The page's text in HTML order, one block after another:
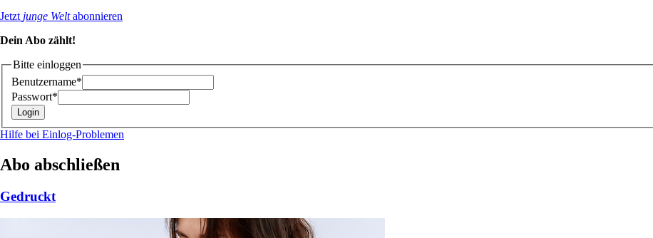
Jetzt junge Weltabonnieren
Dein Abo zählt!
Bitte einloggen
Benutzername*
Passwort*
Hilfe bei Einlog-Problemen
Abo abschließen
Gedruckt